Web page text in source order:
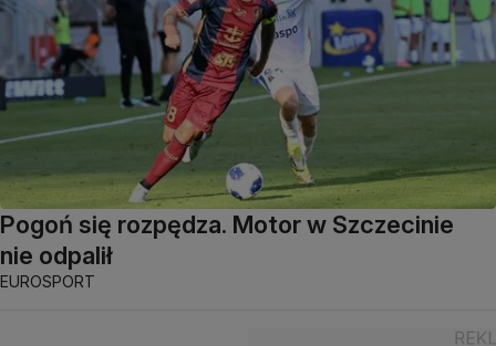
Pogoń się rozpędza. Motor w Szczecinie
nie odpalił
EUROSPORT